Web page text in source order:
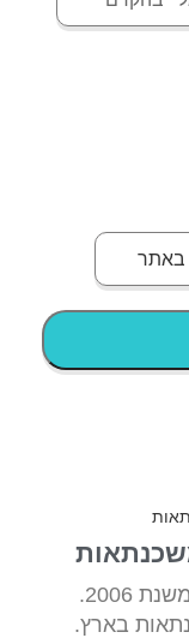
באתר
המייסד ומנכ”ל פריים משכנתאות, משנת 2006.
בארץ.